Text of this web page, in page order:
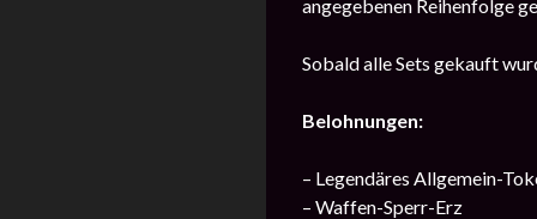
angegebenen Reihenfolge
Sobald alle Sets gekauft
Belohnungen:
– Legendäres Allgemein-
– Waffen-Sperr-Erz